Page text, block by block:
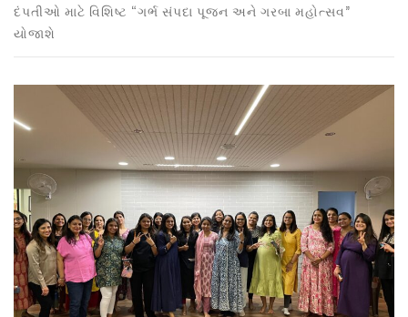
દંપતીઓ માટે વિશિષ્ટ “ગર્ભ સંપદા પૂજન અને ગરબા મહોત્સવ”
યોજાશે